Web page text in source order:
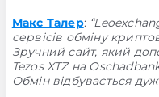
Макс Талер:
сервісів обміну
Зручний сайт, який
Tezos XTZ на
Обмін відбувається